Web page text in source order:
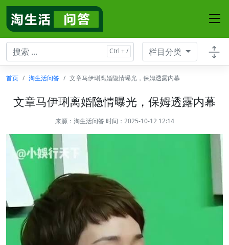
栏目分类
首页 淘生活问答 文章马伊琍离婚隐情曝光，保姆透露内幕
文章马伊琍离婚隐情曝光，保姆透露内幕
来源： 淘生活问答 时间：2025-10-12 12:14